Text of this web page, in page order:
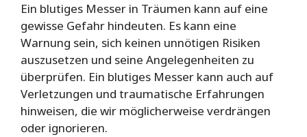
Ein blutiges Messer in Träumen kann auf eine
gewisse Gefahr hindeuten. Es kann eine
Warnung sein, sich keinen unnötigen Risiken
auszusetzen und seine Angelegenheiten zu
überprüfen. Ein blutiges Messer kann auch auf
Verletzungen und traumatische Erfahrungen
hinweisen, die wir möglicherweise verdrängen
oder ignorieren.